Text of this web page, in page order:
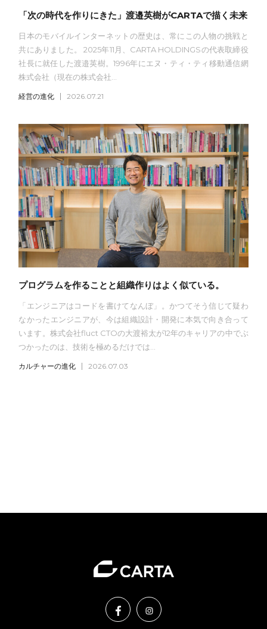
「次の時代を作りにきた」渡邉英樹がCARTAで描く未来
日本のモバイルインターネットの歴史は、常にこの人物の挑戦と
共にありました。 2025年11月、CARTA HOLDINGSの代表取締役
社長に就任した渡邉英樹。1996年にエヌ・ティ・ティ移動通信網
株式会社（現在の株式会社...
経営の進化 2026.07.21
プログラムを作ることと組織作りはよく似ている。
「エンジニアはコードを書けてなんぼ」。かつてそう信じて疑わ
なかったエンジニアが、今は組織設計・開発に本気で向き合って
います。株式会社fluct CTOの大渡裕太が12年のキャリアの中でぶ
つかったのは、技術を極めるだけでは...
カルチャーの進化 2026.07.03